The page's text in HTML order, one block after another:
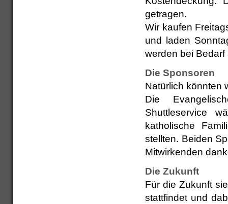
getragen.
Wir kaufen
und laden
werden bei Bedarf
Die Sponsoren
Natürlich könnten
Die
Shuttleservice
katholische
stellten. Beiden
Mitwirkenden
Die Zukunft
Für die Zukunft
stattfindet und